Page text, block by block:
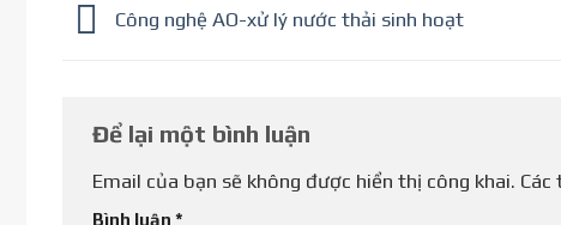
Công nghệ AO-xử lý nước thải sinh hoạt
Để lại một bình luận
Email của bạn sẽ không được hiển thị công khai.
Bình luận *